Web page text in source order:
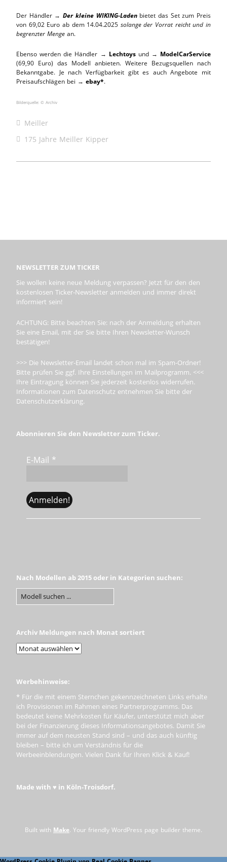
Der Händler →Der kleine WIKING-Ladenbietet das Set zum Preis
von 69,02 Euro ab dem 14.04.2025 solange der Vorrat reicht und in
begrenzter Menge an.
Ebenso werden die Händler → Lechtoysund → ModelCarService
(69,90 Euro) das Modell anbieten. Weitere Bezugsquellen nach
Bekanntgabe. Je nach Verfügbarkeit gibt es auch Angebote mit
Preisaufschlägen bei → ebay*.
Bilderquelle: © Archiv
Meiller
175 Jahre Meiller Kipper
NEWSLETTER ZUM TICKER
Sie wollen keine neue Meldung verpassen? Jetzt für den den
kostenlosen Ticker-Newsletter anmelden und immer direkt
informiert sein!
ACHTUNG: Bitte beachten Sie: nach der Anmeldung erhalten
Sie eine Email, mit der Sie bitte Ihren Newsletter-Wunsch
bestätigen!
>>> Die Newsletter-Email landet schon mal im Spam-Ordner!
Bitte prüfen Sie ggf. Ihre Einstellungen im Mailprogramm. <<<
Ihre Eintragung können Sie jederzeit kostenlos widerrufen.
Informationen zum Datenschutz entnehmen Sie bitte der
Datenschutzerklärung.
Abonnieren Sie den Newsletter zum Ticker.
E-Mail *
Nach Modellen ab 2015 oder in Kategorien suchen:
Archiv Meldungen nach Monat sortiert
Werbehinweise:
* Für die mit einem Sternchen gekennzeichneten Links erhalte
ich Provisionen im Rahmen eines Partnerprogramms. Das
bedeutet keine Mehrkosten für Käufer, unterstützt mich aber
bei der Finanzierung dieses Informationsangebotes. Damit Sie
immer auf dem neusten Stand sind – und das auch künftig
bleiben – bitte ich um Verständnis für die
Werbeeinblendungen. Vielen Dank für Ihren Klick & Kauf!
Made with ♥ in Köln-Troisdorf.
Built with Make. Your friendly WordPress page builder theme.